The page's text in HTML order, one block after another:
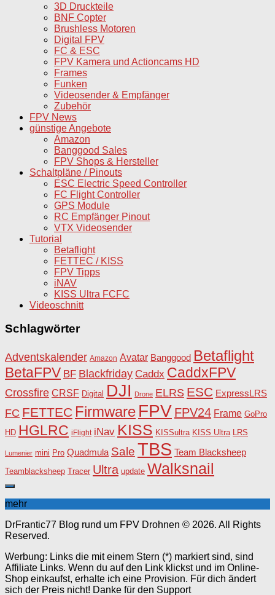
3D Druckteile
BNF Copter
Brushless Motoren
Digital FPV
FC & ESC
FPV Kamera und Actioncams HD
Frames
Funken
Videosender & Empfänger
Zubehör
FPV News
günstige Angebote
Amazon
Banggood Sales
FPV Shops & Hersteller
Schaltpläne / Pinouts
ESC Electric Speed Controller
FC Flight Controller
GPS Module
RC Empfänger Pinout
VTX Videosender
Tutorial
Betaflight
FETTEC / KISS
FPV Tipps
iNAV
KISS Ultra FCFC
Videoschnitt
Schlagwörter
Adventskalender Amazon Avatar Banggood Betaflight
BetaFPV BF Blackfriday Caddx CaddxFPV
Crossfire CRSF Digital DJI Drone ELRS ESC ExpressLRS
FC FETTEC Firmware FPV FPV24 Frame GoPro
HD HGLRC iFlight iNav KISS KISSultra KISS Ultra LRS
Lumenier mini Pro Quadmula Sale TBS Team Blacksheep
Teamblacksheep Tracer Ultra update Walksnail
mehr
DrFrantic77 Blog rund um FPV Drohnen © 2026. All Rights
Reserved.
Werbung: Links die mit einem Stern (*) markiert sind, sind
Affiliate Links. Wenn du auf den Link klickst und im Online-
Shop einkaufst, erhalte ich eine Provision. Für dich ändert
sich der Preis nicht! Danke für den Support